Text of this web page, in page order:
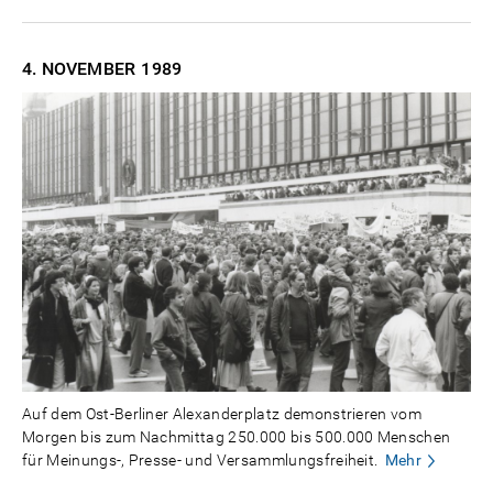
4. NOVEMBER 1989
Auf dem Ost-Berliner Alexanderplatz demonstrieren vom
Morgen bis zum Nachmittag 250.000 bis 500.000 Menschen
für Meinungs-, Presse- und Versammlungsfreiheit. Mehr